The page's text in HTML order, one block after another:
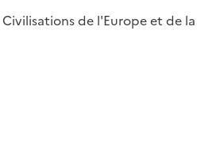
Civilisations de l'Europe et de la